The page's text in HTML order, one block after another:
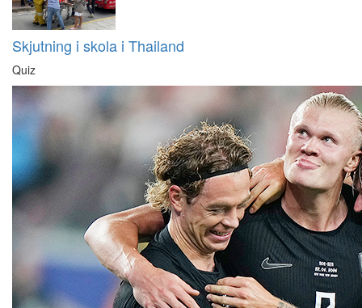
Skjutning i skola i Thailand
Quiz